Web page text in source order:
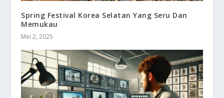
Spring Festival Korea Selatan Yang Seru Dan
Memukau
Mei 2, 2025